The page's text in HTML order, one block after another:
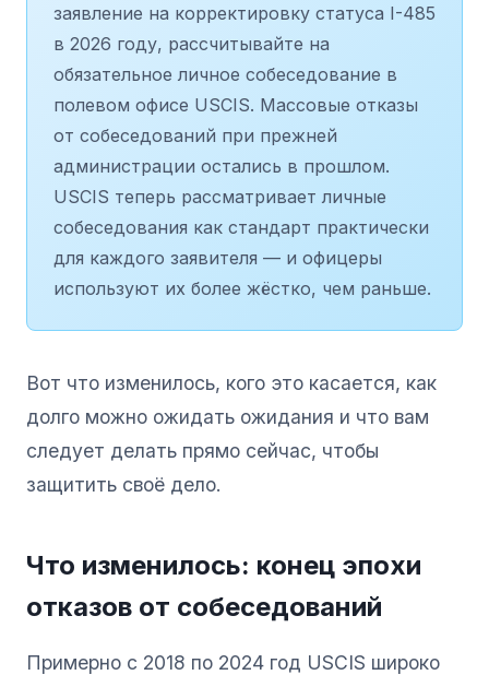
заявление на корректировку статуса I-485
в 2026 году, рассчитывайте на
обязательное личное собеседование в
полевом офисе USCIS. Массовые отказы
от собеседований при прежней
администрации остались в прошлом.
USCIS теперь рассматривает личные
собеседования как стандарт практически
для каждого заявителя — и офицеры
используют их более жёстко, чем раньше.
Вот что изменилось, кого это касается, как
долго можно ожидать ожидания и что вам
следует делать прямо сейчас, чтобы
защитить своё дело.
Что изменилось: конец эпохи
отказов от собеседований
Примерно с 2018 по 2024 год USCIS широко